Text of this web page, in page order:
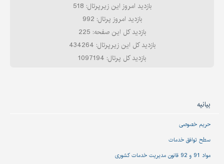
بازدید امروز این زیرپرتال: 518
بازدید امروز پرتال: 992
بازدید کل این صفحه: 225
بازدید کل این زیرپرتال: 434264
بازدید کل پرتال: 1097194
بیانیه
حریم خصوصی
سطح توافق خدمات
مواد 91 و 92 قانون مدیریت خدمات کشوری